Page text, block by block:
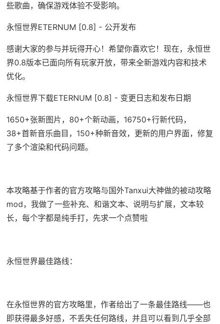
些歌曲，确保游戏体验不受影响。
永恒世界ETERNUM [0.8] - 公开发布
感谢大家的参与并玩得开心！希望你喜欢它！现在，永恒世
界0.8版本已面向所有玩家开放，带来全新游戏内容和技术
优化。
永恒世界下载ETERNUM [0.8] - 变更日志和发布日期
1650+张新图片，80+个新动画，16750+行新代码，
38+首新音乐曲目，150+种新音效，更新的用户界面，修复
了多个渲染和代码问题。
本攻略基于作者的官方攻略与国外Tanxui大神做的被动攻略
mod，我做了一些补充、和谐文本、说明与扩展，文本较
长，每个字都是纯手打，先求一个点赞啦
永恒世界最佳路线：
在永恒世界的官方攻略里，作者给出了一条最佳路线——也
即获得最多好感，不丢失任何路线，并且可以看到几乎全部